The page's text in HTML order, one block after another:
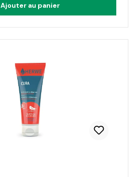
Ajouter au panier